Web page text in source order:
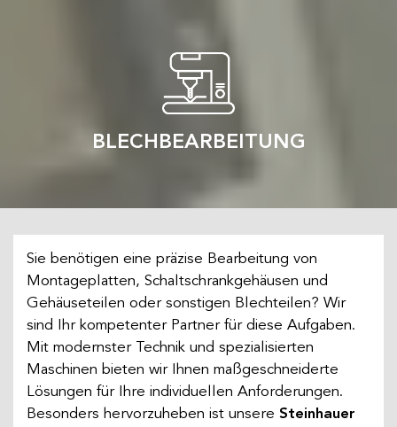
BLECHBEARBEITUNG
Sie benötigen eine präzise Bearbeitung von
Montageplatten, Schaltschrankgehäusen und
Gehäuseteilen oder sonstigen Blechteilen? Wir
sind Ihr kompetenter Partner für diese Aufgaben.
Mit modernster Technik und spezialisierten
Maschinen bieten wir Ihnen maßgeschneiderte
Lösungen für Ihre individuellen Anforderungen.
Besonders hervorzuheben ist unsere Steinhauer